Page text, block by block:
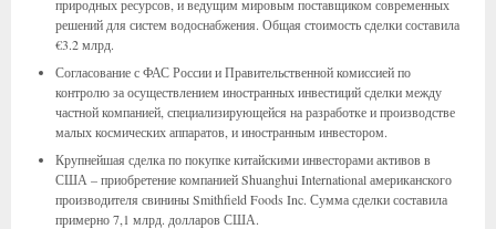
природных ресурсов, и ведущим мировым поставщиком современных
решений для систем водоснабжения. Общая стоимость сделки составила
€3.2 млрд.
Согласование с ФАС России и Правительственной комиссией по
контролю за осуществлением иностранных инвестиций сделки между
частной компанией, специализирующейся на разработке и производстве
малых космических аппаратов, и иностранным инвестором.
Крупнейшая сделка по покупке китайскими инвесторами активов в
США – приобретение компанией Shuanghui International американского
производителя свинины Smithfield Foods Inc. Сумма сделки составила
примерно 7,1 млрд. долларов США.